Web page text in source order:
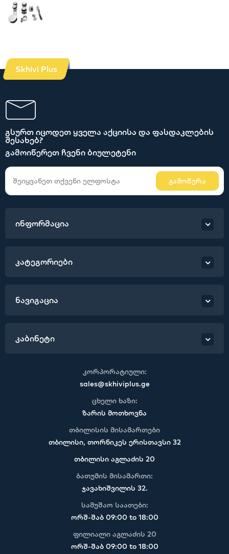
Skhivi Plus
გსურთ იცოდეთ ყველა აქციისა და ფასდაკლების
შესახებ?
გამოიწერეთ ჩვენი ბიულეტენი
გამოწერა
ინფორმაცია
კატეგორიები
ნავიგაცია
კაბინეტი
კორპორატიული:
sales@skhiviplus.ge
ცხელი ხაზი:
ზარის მოთხოვნა
თბილისის მისამართები
თბილისი, თორნიკეს ერისთავსი 32
თბილისი აგლაძის 20
ბათუმის მისამართი:
ჯავახიშვილის 32.
სამუშაო საათები:
ორშ-შაბ 09:00 to 18:00
ფილიალი აგლაძის 20
ორშ-შაბ 09:00 to 18:00